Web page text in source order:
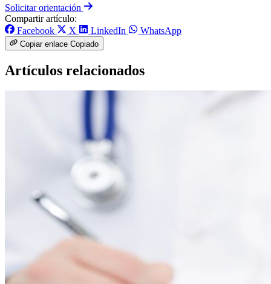
Solicitar orientación
Compartir artículo:
Facebook
X LinkedIn WhatsApp
Copiar enlace Copiado
Artículos relacionados